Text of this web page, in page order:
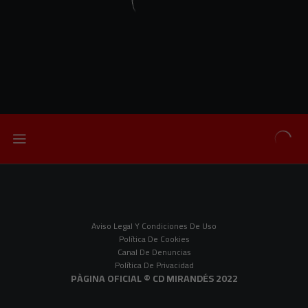
Aviso Legal Y Condiciones De Uso
Política De Cookies
Canal De Denuncias
Política De Privacidad
PÀGINA OFICIAL © CD MIRANDÉS 2022